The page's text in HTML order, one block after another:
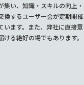
集い、知識・スキルの向上・
換するユーザー会が定期開催
います。また、弊社に直接意
ける絶好の場でもあります。